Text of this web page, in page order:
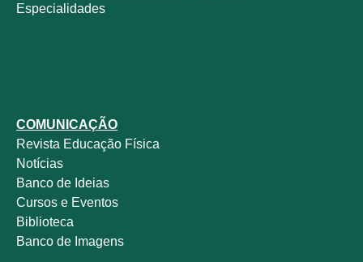
Especialidades
COMUNICAÇÃO
Revista Educação Física
Notícias
Banco de Ideias
Cursos e Eventos
Biblioteca
Banco de Imagens